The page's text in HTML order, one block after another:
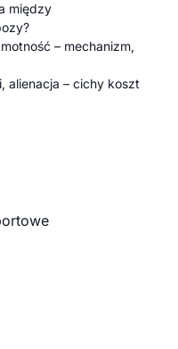
między
– mechanizm,
alienacja – cichy koszt